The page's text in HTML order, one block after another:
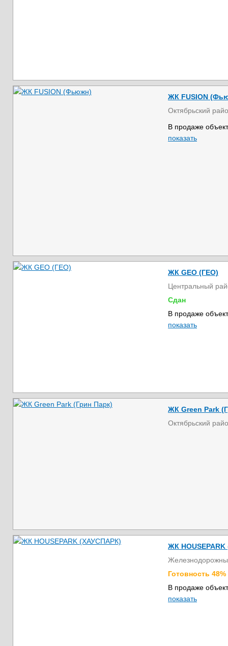
ЖК FUSION
Октябрьский
В продаже
показать
ЖК GEO (ГЕО)
Центральный
Сдан
В продаже
показать
ЖК Green Park
Октябрьский
ЖК
Готовность 48%
В продаже
показать